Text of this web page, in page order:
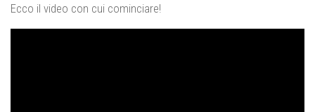
Ecco il video con cui cominciare!